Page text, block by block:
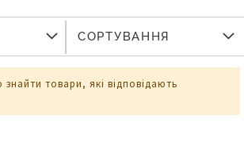
товари, які відповідають
СОРТУВАННЯ